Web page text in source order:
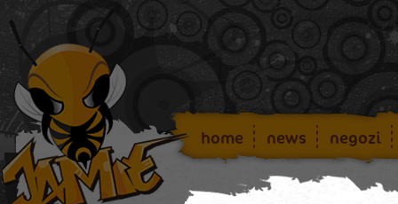
home news negozi